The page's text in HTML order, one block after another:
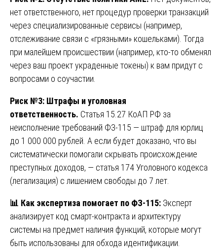
нет ответственного, нет процедур проверки транзакций
через специализированные сервисы (например,
отслеживание связи с «грязными» кошельками). Тогда
при малейшем происшествии (например, кто-то обменял
через ваш проект украденные токены) к вам придут с
вопросами о соучастии.
Риск №3: Штрафы и уголовная
ответственность. Статья 15.27 КоАП РФ за
неисполнение требований ФЗ-115 — штраф для юрлиц
до 1 000 000 рублей. А если будет доказано, что вы
систематически помогали скрывать происхождение
преступных доходов, — статья 174 Уголовного кодекса
(легализация) с лишением свободы до 7 лет.
📊 Как экспертиза помогает по ФЗ-115: Эксперт
анализирует код смарт-контракта и архитектуру
системы на предмет наличия функций, которые могут
быть использованы для обхода идентификации.